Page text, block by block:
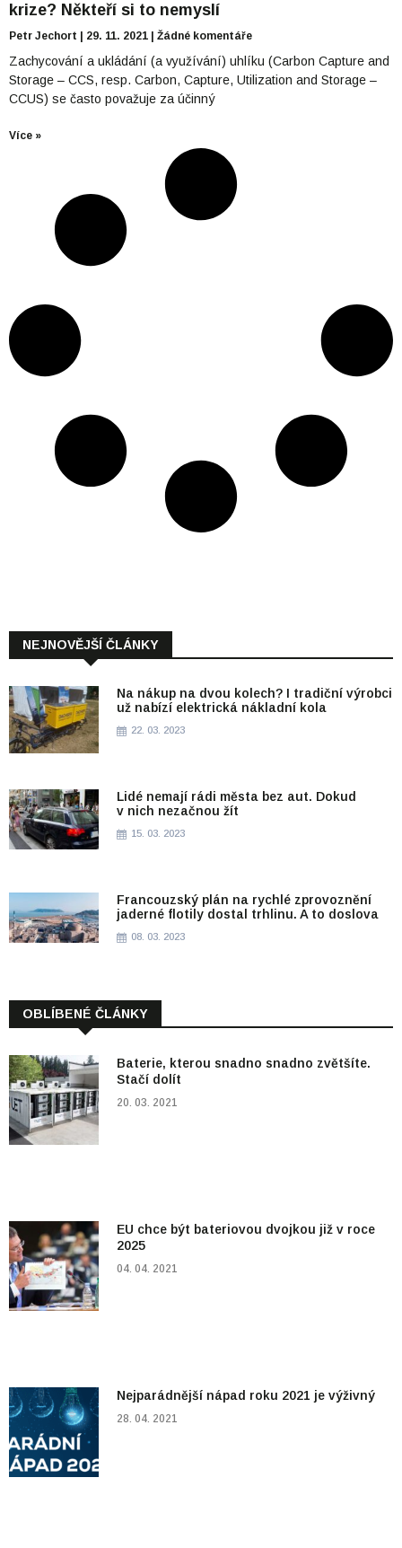
krize? Někteří si to nemyslí
Petr Jechort 29. 11. 2021 Žádné komentáře
Zachycování a ukládání (a využívání) uhlíku (Carbon Capture and
Storage – CCS, resp. Carbon, Capture, Utilization and Storage –
CCUS) se často považuje za účinný
Více »
NEJNOVĚJŠÍ ČLÁNKY
Na nákup na dvou kolech? I tradiční výrobci
už nabízí elektrická nákladní kola
22. 03. 2023
Lidé nemají rádi města bez aut. Dokud
v nich nezačnou žít
15. 03. 2023
Francouzský plán na rychlé zprovoznění
jaderné flotily dostal trhlinu. A to doslova
08. 03. 2023
OBLÍBENÉ ČLÁNKY
Baterie, kterou snadno snadno zvětšíte.
Stačí dolít
20. 03. 2021
EU chce být bateriovou dvojkou již v roce
2025
04. 04. 2021
Nejparádnější nápad roku 2021 je výživný
28. 04. 2021